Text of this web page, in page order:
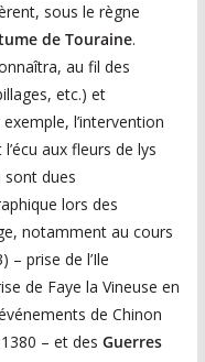
sous le règne
de Touraine.
au fil des
etc.) et
l’intervention
aux fleurs de lys
sont dues
lors des
notamment au cours
– prise de l’Ile
de Faye la Vineuse en
de Chinon
– et des Guerres